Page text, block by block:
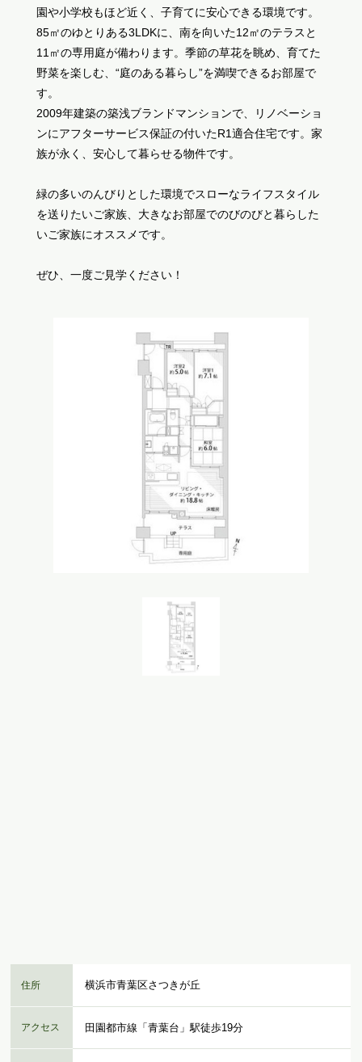
園や小学校もほど近く、子育てに安心できる環境です。
85㎡のゆとりある3LDKに、南を向いた12㎡のテラスと
11㎡の専用庭が備わります。季節の草花を眺め、育てた
野菜を楽しむ、“庭のある暮らし”を満喫できるお部屋で
す。
2009年建築の築浅ブランドマンションで、リノベーショ
ンにアフターサービス保証の付いたR1適合住宅です。家
族が永く、安心して暮らせる物件です。
緑の多いのんびりとした環境でスローなライフスタイル
を送りたいご家族、大きなお部屋でのびのびと暮らした
いご家族にオススメです。
ぜひ、一度ご見学ください！
住所 横浜市青葉区さつきが丘
アクセス 田園都市線「青葉台」駅徒歩19分